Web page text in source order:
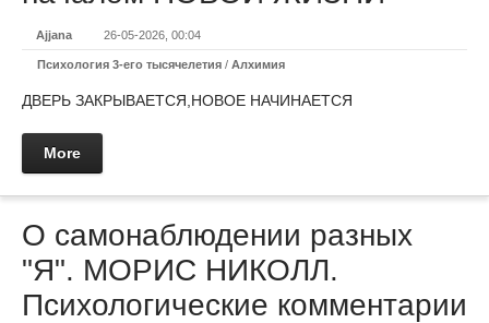
Ajjana 26-05-2026, 00:04
Психология 3-его тысячелетия / Алхимия
ДВЕРЬ ЗАКРЫВАЕТСЯ,НОВОЕ НАЧИНАЕТСЯ
More
О самонаблюдении разных
"Я". МОРИС НИКОЛЛ.
Психологические комментарии